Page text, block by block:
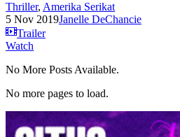
Thriller, Amerika Serikat
5 Nov 2019Janelle DeChancie
Trailer
Watch
No More Posts Available.
No more pages to load.